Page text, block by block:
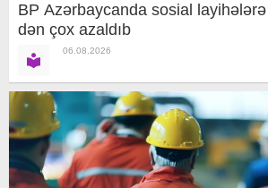
BP Azərbaycanda sosial
dən çox azaldıb
06.08.2026